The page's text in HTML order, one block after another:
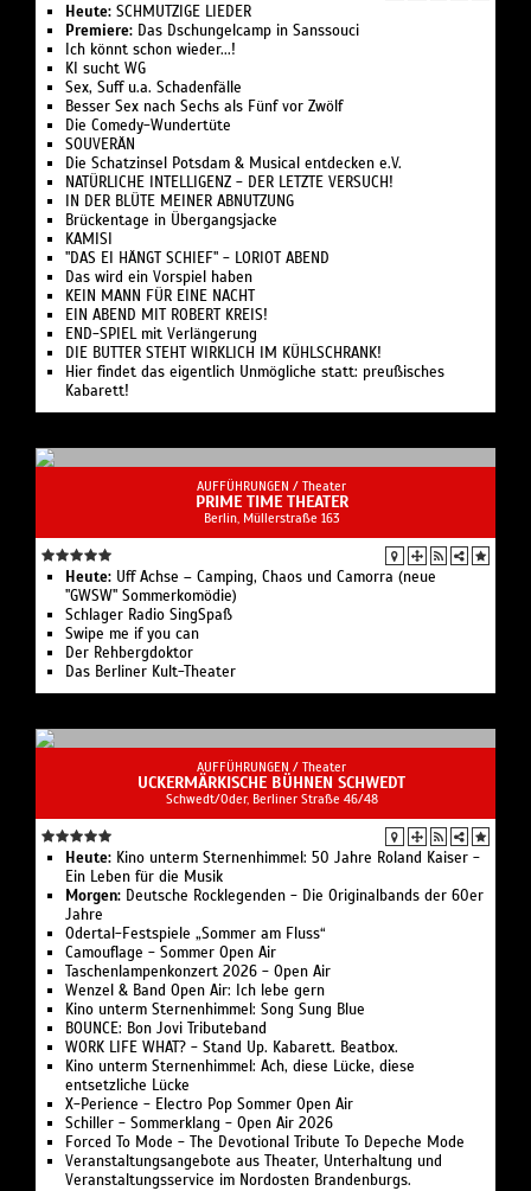
Heute: SCHMUTZIGE LIEDER
Premiere: Das Dschungelcamp in Sanssouci
Ich könnt schon wieder...!
KI sucht WG
Sex, Suff u.a. Schadenfälle
Besser Sex nach Sechs als Fünf vor Zwölf
Die Comedy-Wundertüte
SOUVERÄN
Die Schatzinsel Potsdam & Musical entdecken e.V.
NATÜRLICHE INTELLIGENZ - DER LETZTE VERSUCH!
IN DER BLÜTE MEINER ABNUTZUNG
Brückentage in Übergangsjacke
KAMISI
"DAS EI HÄNGT SCHIEF" - LORIOT ABEND
Das wird ein Vorspiel haben
KEIN MANN FÜR EINE NACHT
EIN ABEND MIT ROBERT KREIS!
END-SPIEL mit Verlängerung
DIE BUTTER STEHT WIRKLICH IM KÜHLSCHRANK!
Hier findet das eigentlich Unmögliche statt: preußisches
Kabarett!
AUFFÜHRUNGEN / Theater
PRIME TIME THEATER
Berlin, ​Müllerstraße 163
Heute: Uff Achse – Camping, Chaos und Camorra (neue
"GWSW" Sommerkomödie)
Schlager Radio SingSpaß
Swipe me if you can
Der Rehbergdoktor
Das Berliner Kult-Theater
AUFFÜHRUNGEN / Theater
UCKERMÄRKISCHE BÜHNEN SCHWEDT
Schwedt/Oder, Berliner Straße 46/48
Heute: Kino unterm Sternenhimmel: 50 Jahre Roland Kaiser -
Ein Leben für die Musik
Morgen: Deutsche Rocklegenden - Die Originalbands der 60er
Jahre
Odertal-Festspiele „Sommer am Fluss“
Camouflage - Sommer Open Air
Taschenlampenkonzert 2026 - Open Air
Wenzel & Band Open Air: Ich lebe gern
Kino unterm Sternenhimmel: Song Sung Blue
BOUNCE: Bon Jovi Tributeband
WORK LIFE WHAT? - Stand Up. Kabarett. Beatbox.
Kino unterm Sternenhimmel: Ach, diese Lücke, diese
entsetzliche Lücke
X-Perience - Electro Pop Sommer Open Air
Schiller - Sommerklang - Open Air 2026
Forced To Mode - The Devotional Tribute To Depeche Mode
Veranstaltungsangebote aus Theater, Unterhaltung und
Veranstaltungsservice im Nordosten Brandenburgs.